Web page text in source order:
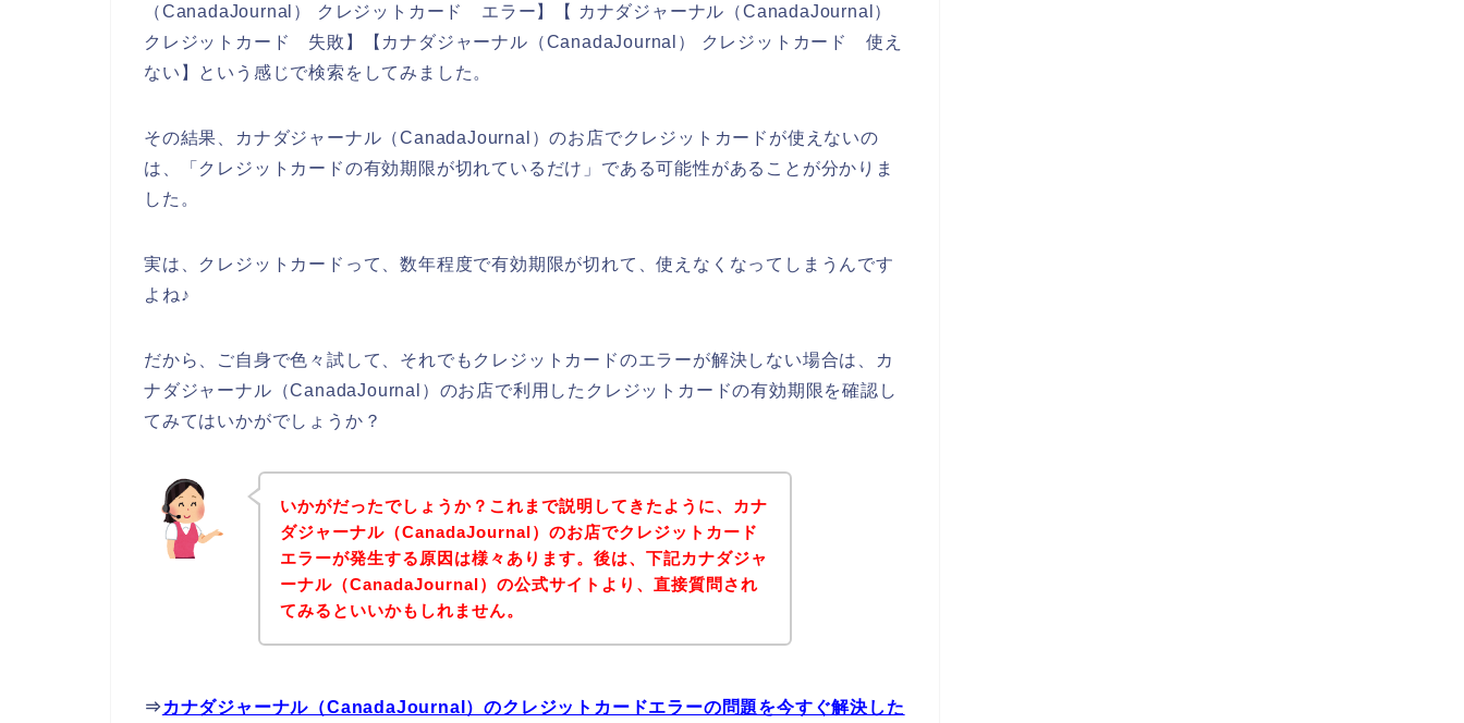
（CanadaJournal） クレジットカード エラー】【 カナダジャーナル（CanadaJournal）
クレジットカード 失敗】【カナダジャーナル（CanadaJournal） クレジットカード 使え
ない】という感じで検索をしてみました。
その結果、カナダジャーナル（CanadaJournal）のお店でクレジットカードが使えないの
は、「クレジットカードの有効期限が切れているだけ」である可能性があることが分かりま
した。
実は、クレジットカードって、数年程度で有効期限が切れて、使えなくなってしまうんです
よね♪
だから、ご自身で色々試して、それでもクレジットカードのエラーが解決しない場合は、カ
ナダジャーナル（CanadaJournal）のお店で利用したクレジットカードの有効期限を確認し
てみてはいかがでしょうか？
いかがだったでしょうか？これまで説明してきたように、カナ
ダジャーナル（CanadaJournal）のお店でクレジットカード
エラーが発生する原因は様々あります。後は、下記カナダジャ
ーナル（CanadaJournal）の公式サイトより、直接質問され
てみるといいかもしれません。
⇒ カナダジャーナル（CanadaJournal）のクレジットカードエラーの問題を今すぐ解決した